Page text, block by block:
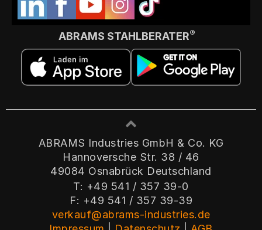
ABRAMS STAHLBERATER®
ABRAMS Industries GmbH & Co. KG
Hannoversche Str. 38 / 46
49084 Osnabrück Deutschland
T: +49 541 / 357 39-0
F: +49 541 / 357 39-39
verkauf@abrams-industries.de